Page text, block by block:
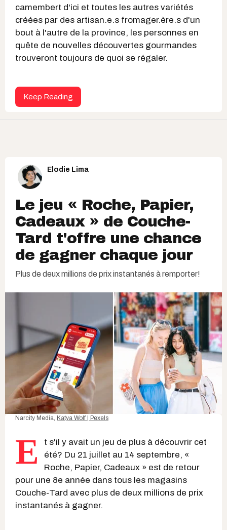
camembert d'ici et toutes les autres variétés
créées par des artisan.e.s fromager.ère.s d'un
bout à l'autre de la province, les personnes en
quête de nouvelles découvertes gourmandes
trouveront toujours de quoi se régaler.
Keep Reading
Elodie Lima
Le jeu « Roche, Papier,
Cadeaux » de Couche-
Tard t'offre une chance
de gagner chaque jour
Plus de deux millions de prix instantanés à remporter!
Narcity Media, Katya Wolf | Pexels
E
t s'il y avait un jeu de plus à découvrir cet
été? Du 21 juillet au 14 septembre, «
Roche, Papier, Cadeaux » est de retour
pour une 8e année dans tous les magasins
Couche-Tard avec plus de deux millions de prix
instantanés à gagner.